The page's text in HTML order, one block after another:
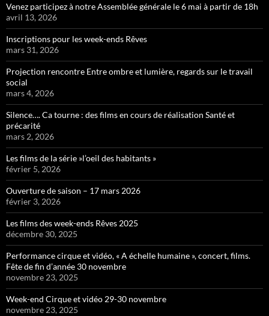
Venez participez à notre Assemblée générale le 6 mai à partir de 18h
avril 13, 2026
Inscriptions pour les week-ends Rêves
mars 31, 2026
Projection rencontre Entre ombre et lumière, regards sur le travail
social
mars 4, 2026
Silence…. Ca tourne : des films en cours de réalisation Santé et
précarité
mars 2, 2026
Les films de la série »l’oeil des habitants »
février 5, 2026
Ouverture de saison – 17 mars 2026
février 3, 2026
Les films des week-ends Rêves 2025
décembre 30, 2025
Performance cirque et vidéo, « A échelle humaine », concert, films.
Fête de fin d’année 30 novembre
novembre 23, 2025
Week-end Cirque et vidéo 29-30 novembre
novembre 23, 2025